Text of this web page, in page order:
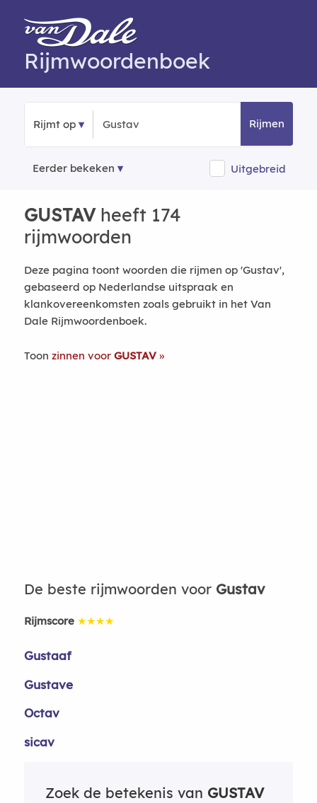
Rijmwoordenboek
Rijmt op Rijmen
Eerder bekeken Uitgebreid
GUSTAVheeft 174
rijmwoorden
Deze pagina toont woorden die rijmen op 'Gustav',
gebaseerd op Nederlandse uitspraak en
klankovereenkomsten zoals gebruikt in het Van
Dale Rijmwoordenboek.
Toon zinnen voor GUSTAV
De beste rijmwoorden voor Gustav
Rijmscore ★★★★
Gustaaf
Gustave
Octav
sicav
Zoek de betekenis van GUSTAV